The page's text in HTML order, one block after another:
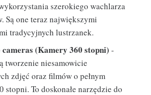
szerokiego wachlarza
Są one teraz największymi
tradycyjnych lustrzanek.
cameras (Kamery 360 stopni) -
tworzenie niesamowicie
zdjęć oraz filmów o pełnym
stopni. To doskonałe narzędzie do